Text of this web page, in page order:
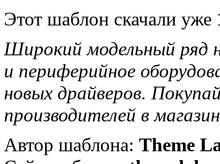
Этот шаблон скачали уже
Широкий модельный ряд
и периферийное
новых драйверов.
производителей в
Автор шаблона: Theme